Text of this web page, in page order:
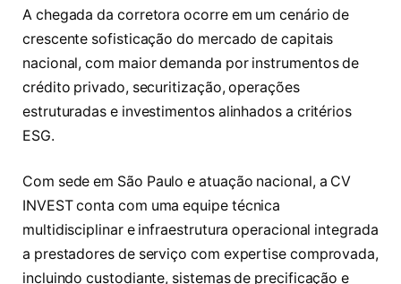
A chegada da corretora ocorre em um cenário de
crescente sofisticação do mercado de capitais
nacional, com maior demanda por instrumentos de
crédito privado, securitização, operações
estruturadas e investimentos alinhados a critérios
ESG.
Com sede em São Paulo e atuação nacional, a CV
INVEST conta com uma equipe técnica
multidisciplinar e infraestrutura operacional integrada
a prestadores de serviço com expertise comprovada,
incluindo custodiante, sistemas de precificação e